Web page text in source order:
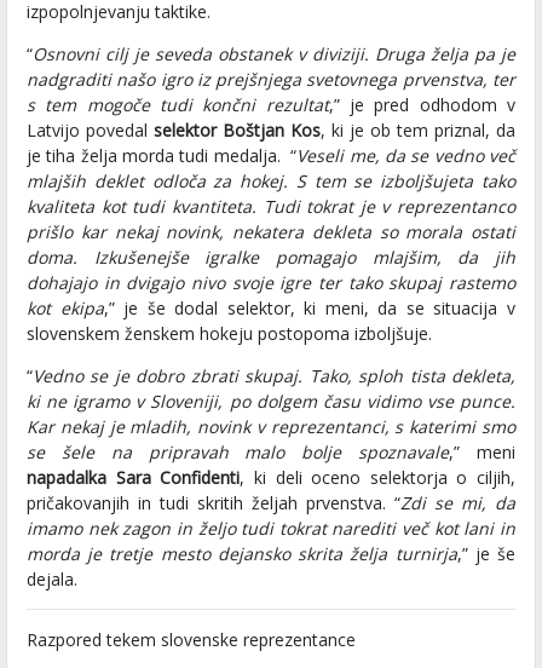
izpopolnjevanju taktike.
“Osnovni cilj je seveda obstanek v diviziji. Druga želja pa je
nadgraditi našo igro iz prejšnjega svetovnega prvenstva, ter
s tem mogoče tudi končni rezultat,” je pred odhodom v
Latvijo povedal selektor Boštjan Kos, ki je ob tem priznal, da
je tiha želja morda tudi medalja. “Veseli me, da se vedno več
mlajših deklet odloča za hokej. S tem se izboljšujeta tako
kvaliteta kot tudi kvantiteta. Tudi tokrat je v reprezentanco
prišlo kar nekaj novink, nekatera dekleta so morala ostati
doma. Izkušenejše igralke pomagajo mlajšim, da jih
dohajajo in dvigajo nivo svoje igre ter tako skupaj rastemo
kot ekipa,” je še dodal selektor, ki meni, da se situacija v
slovenskem ženskem hokeju postopoma izboljšuje.
“Vedno se je dobro zbrati skupaj. Tako, sploh tista dekleta,
ki ne igramo v Sloveniji, po dolgem času vidimo vse punce.
Kar nekaj je mladih, novink v reprezentanci, s katerimi smo
se šele na pripravah malo bolje spoznavale,” meni
napadalka Sara Confidenti, ki deli oceno selektorja o ciljih,
pričakovanjih in tudi skritih željah prvenstva. “Zdi se mi, da
imamo nek zagon in željo tudi tokrat narediti več kot lani in
morda je tretje mesto dejansko skrita želja turnirja,” je še
dejala.
Razpored tekem slovenske reprezentance